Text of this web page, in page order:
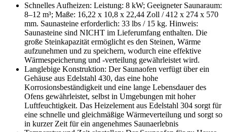
Schnelles Aufheizen: Leistung: 8 kW; Geeigneter Saunaraum:
8–12 m³; Maße: 16,22 x 10,8 x 22,44 Zoll / 412 x 274 x 570
mm. Saunasteine erforderlich: 33 lbs / 15 kg. Hinweis:
Saunasteine sind NICHT im Lieferumfang enthalten. Die
große Steinkapazität ermöglicht es den Steinen, Wärme
aufzunehmen und zu speichern, wodurch eine effektive
Wärmespeicherung und -verteilung gewährleistet wird.
Langlebige Konstruktion: Der Saunaofen verfügt über ein
Gehäuse aus Edelstahl 430, das eine hohe
Korrosionsbeständigkeit und eine lange Lebensdauer des
Ofens gewährleistet, selbst in Umgebungen mit hoher
Luftfeuchtigkeit. Das Heizelement aus Edelstahl 304 sorgt für
eine schnelle und gleichmäßige Wärmeverteilung und sorgt so
in kurzer Zeit für ein angenehmes Saunaerlebnis